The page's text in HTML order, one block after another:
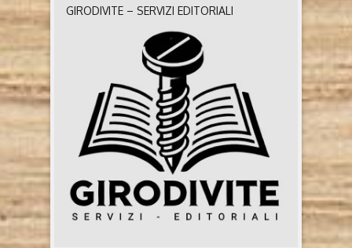
‘INTERA’ DI SILVIA MECONCELLI:
RAZZISMO, INFIBULAZIONE E
Intera di Silvia Meconcelli (Augh!, 2025) Chi è Silvia
Meconcelli Grossetana, classe 1975, Silvia
Meconcelli si è laureata in Economia all’università di
Firenze, città in cui ha vissuto per alcuni anni. Dopo
varie esperienze di studio e professionali all’estero,
ha deciso di tornare in Maremma, dove attualmente
lavora e vive con la sua famiglia. La ..
GIRODIVITE – SERVIZI EDITORIALI